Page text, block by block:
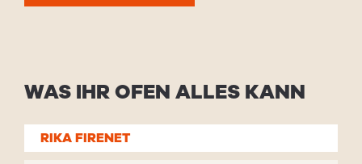
WAS IHR OFEN ALLES KANN
RIKA FIRENET